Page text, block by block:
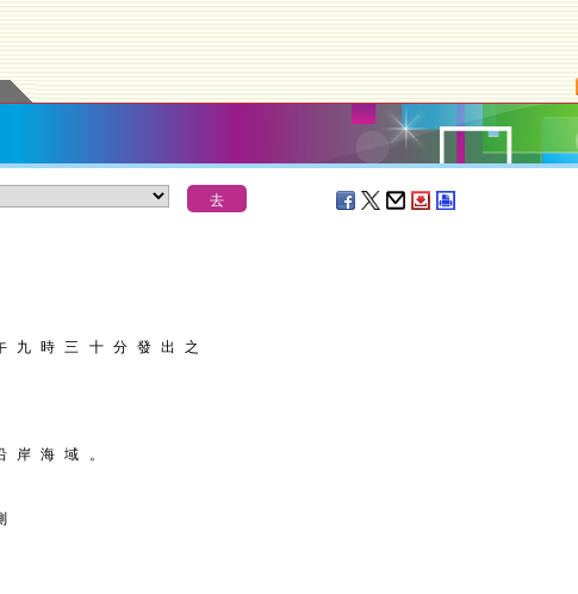
九 時 三 十 分 發 出 之
岸 海 域 。